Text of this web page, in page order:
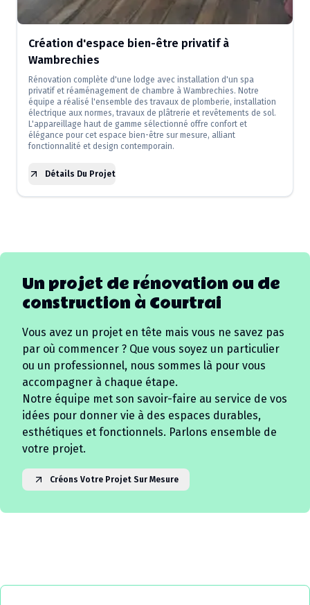
Création d'espace bien-être privatif à
Wambrechies
Rénovation complète d'une lodge avec installation d'un spa
privatif et réaménagement de chambre à Wambrechies. Notre
équipe a réalisé l'ensemble des travaux de plomberie, installation
électrique aux normes, travaux de plâtrerie et revêtements de sol.
L'appareillage haut de gamme sélectionné offre confort et
élégance pour cet espace bien-être sur mesure, alliant
fonctionnalité et design contemporain.
Détails Du Projet
Un projet de rénovation ou de
construction à Courtrai
Vous avez un projet en tête mais vous ne savez pas
par où commencer ? Que vous soyez un particulier
ou un professionnel, nous sommes là pour vous
accompagner à chaque étape.
Notre équipe met son savoir-faire au service de vos
idées pour donner vie à des espaces durables,
esthétiques et fonctionnels. Parlons ensemble de
votre projet.
Créons Votre Projet Sur Mesure